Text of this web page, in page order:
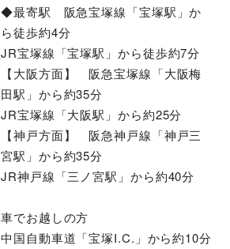
◆最寄駅 阪急宝塚線「宝塚駅」か
ら徒歩約4分
JR宝塚線「宝塚駅」から徒歩約7分
【大阪方面】 阪急宝塚線「大阪梅
田駅」から約35分
JR宝塚線「大阪駅」から約25分
【神戸方面】 阪急神戸線「神戸三
宮駅」から約35分
JR神戸線「三ノ宮駅」から約40分
車でお越しの方
中国自動車道「宝塚I.C.」から約10分